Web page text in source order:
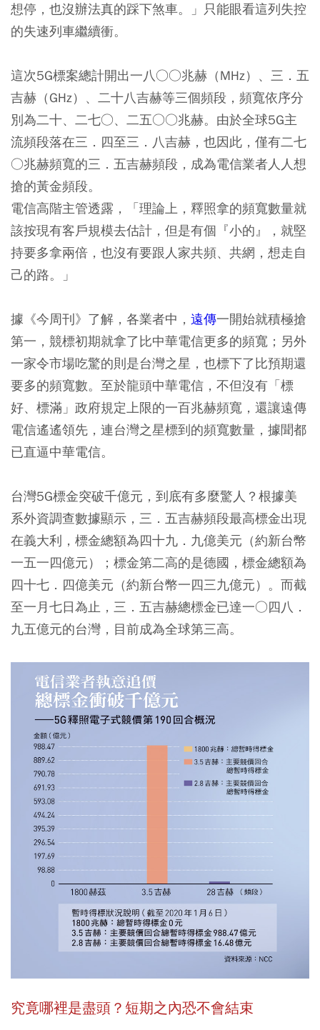
想停，也沒辦法真的踩下煞車。」只能眼看這列失控
的失速列車繼續衝。
這次5G標案總計開出一八○○兆赫（MHz）、三．五
吉赫（GHz）、二十八吉赫等三個頻段，頻寬依序分
別為二十、二七○、二五○○兆赫。由於全球5G主
流頻段落在三．四至三．八吉赫，也因此，僅有二七
○兆赫頻寬的三．五吉赫頻段，成為電信業者人人想
搶的黃金頻段。
電信高階主管透露，「理論上，釋照拿的頻寬數量就
該按現有客戶規模去估計，但是有個『小的』，就堅
持要多拿兩倍，也沒有要跟人家共頻、共網，想走自
己的路。」
據《今周刊》了解，各業者中， 遠傳一開始就積極搶
第一，競標初期就拿了比中華電信更多的頻寬；另外
一家令市場吃驚的則是台灣之星，也標下了比預期還
要多的頻寬數。至於龍頭中華電信，不但沒有「標
好、標滿」政府規定上限的一百兆赫頻寬，還讓遠傳
電信遙遙領先，連台灣之星標到的頻寬數量，據聞都
已直逼中華電信。
台灣5G標金突破千億元，到底有多麼驚人？根據美
系外資調查數據顯示，三．五吉赫頻段最高標金出現
在義大利，標金總額為四十九．九億美元（約新台幣
一五一四億元）；標金第二高的是德國，標金總額為
四十七．四億美元（約新台幣一四三九億元）。而截
至一月七日為止，三．五吉赫總標金已達一○四八．
九五億元的台灣，目前成為全球第三高。
究竟哪裡是盡頭？短期之內恐不會結束